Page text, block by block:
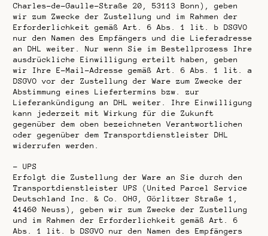
Charles-de-Gaulle-Straße 20, 53113 Bonn), geben
wir zum Zwecke der Zustellung und im Rahmen der
Erforderlichkeit gemäß Art. 6 Abs. 1 lit. b DSGVO
nur den Namen des Empfängers und die Lieferadresse
an DHL weiter. Nur wenn Sie im Bestellprozess Ihre
ausdrückliche Einwilligung erteilt haben, geben
wir Ihre E-Mail-Adresse gemäß Art. 6 Abs. 1 lit. a
DSGVO vor der Zustellung der Ware zum Zwecke der
Abstimmung eines Liefertermins bzw. zur
Lieferankündigung an DHL weiter. Ihre Einwilligung
kann jederzeit mit Wirkung für die Zukunft
gegenüber dem oben bezeichneten Verantwortlichen
oder gegenüber dem Transportdienstleister DHL
widerrufen werden.
– UPS
Erfolgt die Zustellung der Ware an Sie durch den
Transportdienstleister UPS (United Parcel Service
Deutschland Inc. & Co. OHG, Görlitzer Straße 1,
41460 Neuss), geben wir zum Zwecke der Zustellung
und im Rahmen der Erforderlichkeit gemäß Art. 6
Abs. 1 lit. b DSGVO nur den Namen des Empfängers